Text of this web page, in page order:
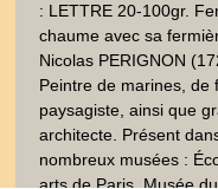
: LETTRE 20-100gr.
chaume avec sa
Nicolas PERIGNON
Peintre de marines, de
paysagiste, ainsi que
architecte. Présent
nombreux musées :
arts de Paris, Musée